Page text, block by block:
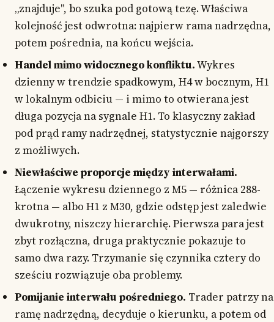
„znajduje", bo szuka pod gotową tezę. Właściwa
kolejność jest odwrotna: najpierw rama nadrzędna,
potem pośrednia, na końcu wejścia.
Handel mimo widocznego konfliktu.Wykres
dzienny w trendzie spadkowym, H4 w bocznym, H1
w lokalnym odbiciu — i mimo to otwierana jest
długa pozycja na sygnale H1. To klasyczny zakład
pod prąd ramy nadrzędnej, statystycznie najgorszy
z możliwych.
Niewłaściwe proporcje między interwałami.
Łączenie wykresu dziennego z M5 — różnica 288-
krotna — albo H1 z M30, gdzie odstęp jest zaledwie
dwukrotny, niszczy hierarchię. Pierwsza para jest
zbyt rozłączna, druga praktycznie pokazuje to
samo dwa razy. Trzymanie się czynnika cztery do
sześciu rozwiązuje oba problemy.
Pomijanie interwału pośredniego. Trader patrzy na
ramę nadrzędną, decyduje o kierunku, a potem od